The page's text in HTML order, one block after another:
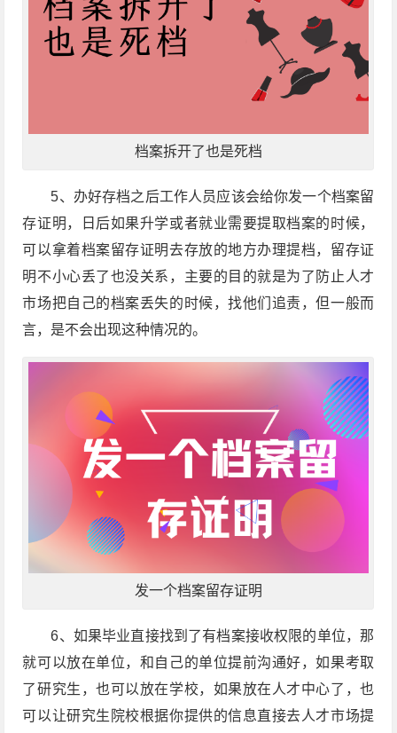
档案拆开了也是死档
5、办好存档之后工作人员应该会给你发一个档案留
存证明，日后如果升学或者就业需要提取档案的时候，
可以拿着档案留存证明去存放的地方办理提档，留存证
明不小心丢了也没关系，主要的目的就是为了防止人才
市场把自己的档案丢失的时候，找他们追责，但一般而
言，是不会出现这种情况的。
发一个档案留存证明
6、如果毕业直接找到了有档案接收权限的单位，那
就可以放在单位，和自己的单位提前沟通好，如果考取
了研究生，也可以放在学校，如果放在人才中心了，也
可以让研究生院校根据你提供的信息直接去人才市场提